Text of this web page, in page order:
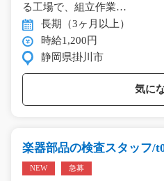
る工場で、組立作業…
長期（3ヶ月以上）
時給1,200円
静岡県掛川市
気に
楽器部品の検査スタッフ/
NEW 急募